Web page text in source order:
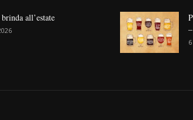
all’estate